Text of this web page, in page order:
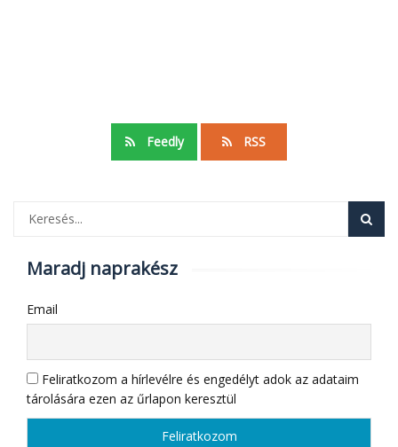
Feedly RSS
Maradj naprakész
Email
Feliratkozom a hírlevélre és engedélyt adok az adataim
tárolására ezen az űrlapon keresztül